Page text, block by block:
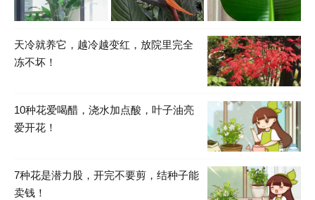
天冷就养它，越冷越变红，放院里完全
冻不坏！
10种花爱喝醋，浇水加点酸，叶子油亮
爱开花！
7种花是潜力股，开完不要剪，结种子能
卖钱！